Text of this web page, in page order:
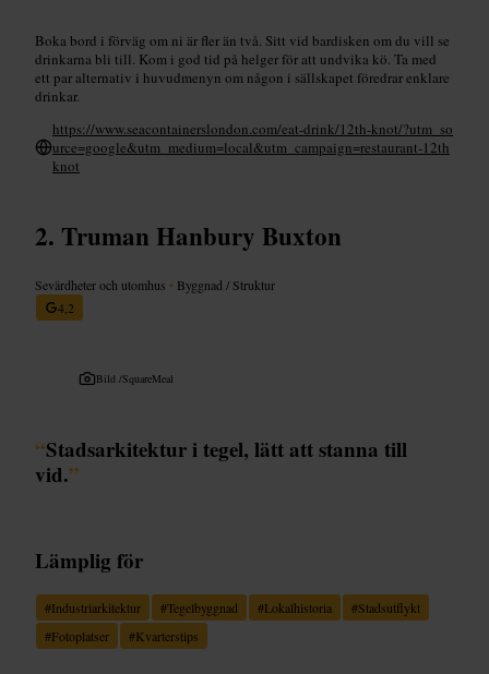
Boka bord i förväg om ni är fler än två. Sitt vid bardisken om du vill se
drinkarna bli till. Kom i god tid på helger för att undvika kö. Ta med
ett par alternativ i huvudmenyn om någon i sällskapet föredrar enklare
drinkar.
https://www.seacontainerslondon.com/eat-drink/12th-knot/?utm_so
urce=google&utm_medium=local&utm_campaign=restaurant-12th
knot
Truman Hanbury Buxton
Sevärdheter och utomhus • Byggnad / Struktur
4,2
Bild /SquareMeal
“Stadsarkitektur i tegel, lätt att stanna till
vid.”
Lämplig för
#Industriarkitektur #Tegelbyggnad #Lokalhistoria #Stadsutflykt
#Fotoplatser #Kvarterstips